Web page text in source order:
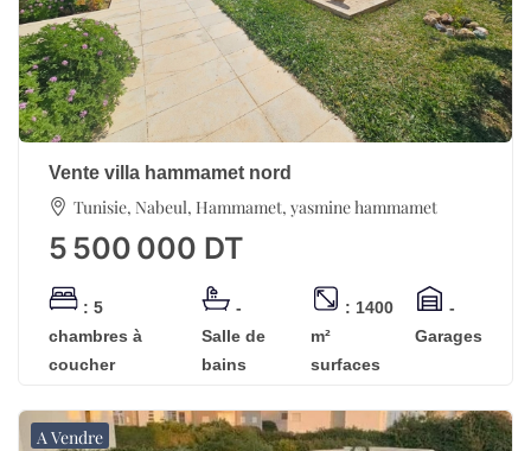
Vente villa hammamet nord
Tunisie, Nabeul, Hammamet, yasmine hammamet
5 500 000 DT
: 5
chambres à
coucher
-
Salle de
bains
: 1400
m²
surfaces
-
Garages
A Vendre